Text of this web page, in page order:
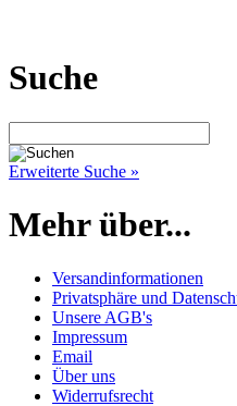
Suche
Erweiterte Suche »
Mehr über...
Versandinformationen
Privatsphäre und
Unsere AGB's
Impressum
Email
Über uns
Widerrufsrecht